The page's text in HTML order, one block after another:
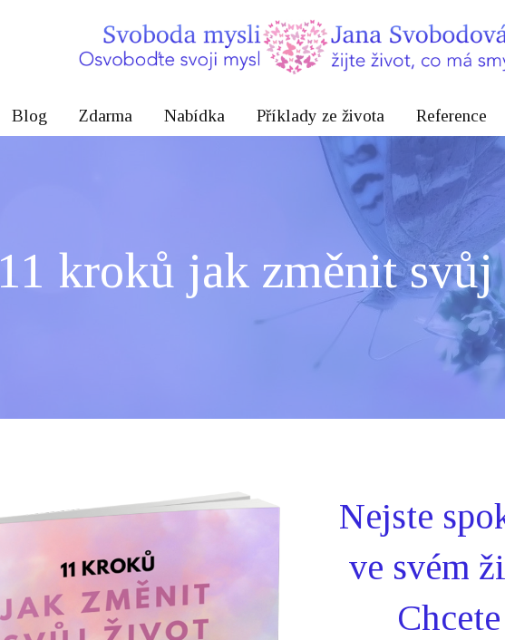
Blog Zdarma Nabídka Příklady ze života Reference
11 kroků jak změnit
Nejste
ve svém